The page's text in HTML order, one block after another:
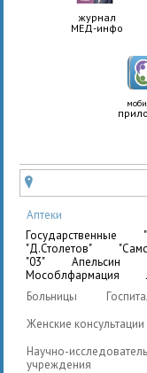
журнал
МЕД-инфо
u
Аптеки
государственные
"Д.Столетов"
"03"
Апельсин
Мособлфармация
Больницы
Женские консультации
Научно-исследовательские и научно-практические
учреждения